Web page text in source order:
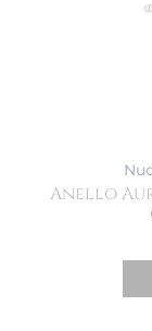
Anello